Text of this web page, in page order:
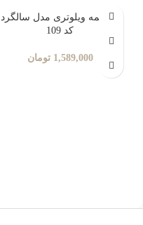
مجسمه ویلوتری مدل سالگرد
کد 109
1,589,000 تومان